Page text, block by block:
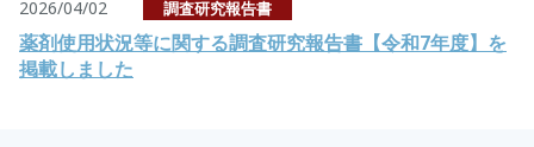
2026/04/02 調査研究報告書
薬剤使用状況等に関する調査研究報告書【令和7年度】を
掲載しました